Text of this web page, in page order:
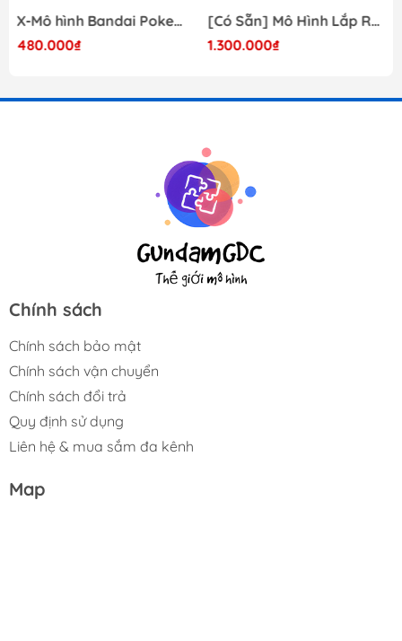
X-Mô hình Bandai Pokemon PLAMO COLLECTION Fossil Pokemon Series Tyrantrum
480.000₫
[Có Sẵn] Mô Hình Lắp Ráp 1/60 Barbatos Logar Wolf Remains Meavy Industries
1.300.000₫
Chính sách
Chính sách bảo mật
Chính sách vận chuyển
Chính sách đổi trả
Quy định sử dụng
Liên hệ & mua sắm đa kênh
Map